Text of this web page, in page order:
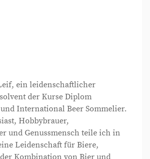
ein leidenschaftlicher
der Kurse Diplom
International Beer Sommelier.
Hobbybrauer,
und Genussmensch teile ich in
Leidenschaft für Biere,
Kombination von Bier und